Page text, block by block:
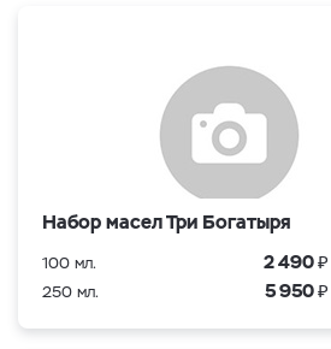
Набор масел Три Богатыря
100 мл. 2 490₽
250 мл. 5 950₽